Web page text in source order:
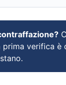
prima verifica è